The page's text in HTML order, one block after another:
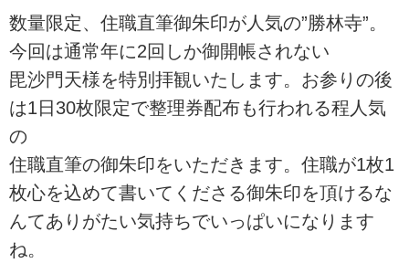
数量限定、住職直筆御朱印が人気の”勝林寺”。
今回は通常年に2回しか御開帳されない
毘沙門天様を特別拝観いたします。お参りの後
は1日30枚限定で整理券配布も行われる程人気
の
住職直筆の御朱印をいただきます。住職が1枚1
枚心を込めて書いてくださる御朱印を頂けるな
んてありがたい気持ちでいっぱいになります
ね。